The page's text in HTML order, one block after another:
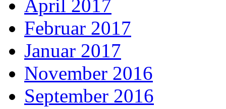
April 2017
Februar 2017
Januar 2017
November 2016
September 2016